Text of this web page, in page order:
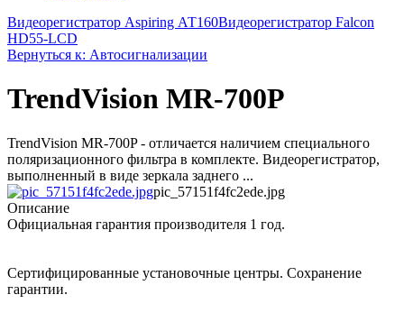
Видеорегистратор Aspiring АТ160Видеорегистратор Falcon
HD55-LCD
Вернуться к: Автосигнализации
TrendVision MR-700P
TrendVision MR-700P - отличается наличием специального
поляризационного фильтра в комплекте. Видеорегистратор,
выполненный в виде зеркала заднего ...
pic_57151f4fc2ede.jpg
Описание
Официальная гарантия производителя 1 год.
Сертифицированные установочные центры. Сохранение
гарантии.